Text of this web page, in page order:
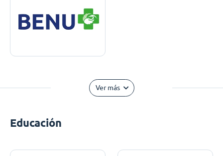
Ver más
Educación